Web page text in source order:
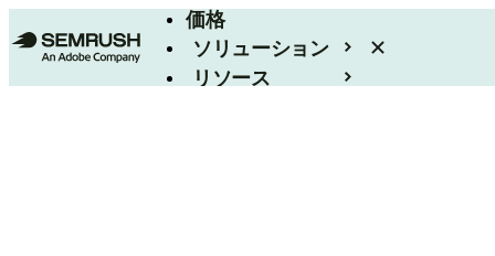
価格
ソリューション
リソース